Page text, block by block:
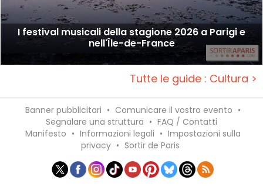
I festival musicali della stagione 2026 a Parigi e
nell'Île-de-France
Tutte le guide : Cultura >
Banner pubblicitari • Comunicare il vostro evento •
Segnalare una struttura • FAQ / Contatti
Manifesto • Informazioni legali • Impostazioni sulla
privacy • Sortir de Paris